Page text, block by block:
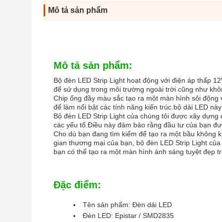
Mô tả sản phẩm
Mô tả sản phẩm:
Bộ đèn LED Strip Light hoạt động với điện áp thấp
để sử dụng trong môi trường ngoài trời cũng như
Chip ống đầy màu sắc tạo ra một màn hình sôi
để làm nổi bật các tính năng kiến trúc.bộ dải LED
Bộ đèn LED Strip Light của chúng tôi được xây
các yếu tố.Điều này đảm bảo rằng đầu tư của bạn
Cho dù bạn đang tìm kiếm để tạo ra một bầu không
gian thương mại của bạn, bộ đèn LED Strip Light
bạn có thể tạo ra một màn hình ánh sáng tuyệt đẹp
Đặc điểm:
Tên sản phẩm: Đèn dải LED
Đèn LED: Epistar / SMD2835